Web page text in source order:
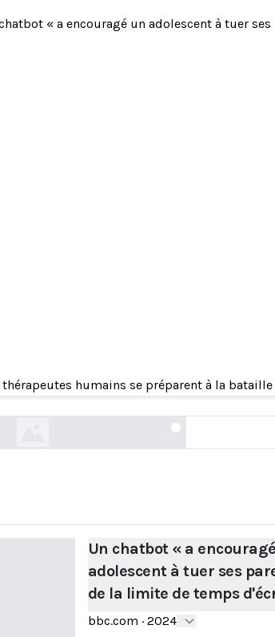
« a encouragé un adolescent à tuer
thérapeutes humains se préparent à la
la limite de temps
Un chatbot « a
adolescent à tuer ses
de la limite de temps
bbc.com · 2024